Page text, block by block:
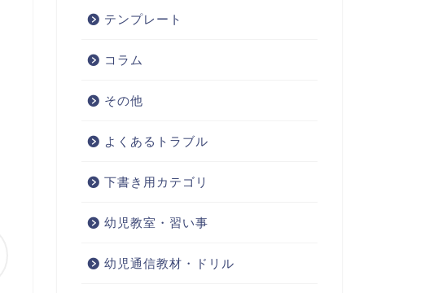
テンプレート
コラム
その他
よくあるトラブル
下書き用カテゴリ
幼児教室・習い事
幼児通信教材・ドリル